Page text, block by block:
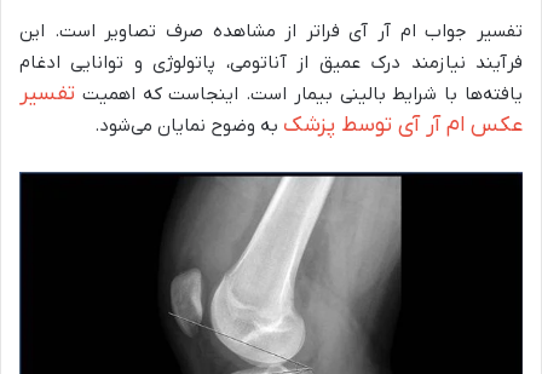
تفسیر جواب ام آر آی فراتر از مشاهده صرف تصاویر است. این
فرآیند نیازمند درک عمیق از آناتومی، پاتولوژی و توانایی ادغام
یافته‌ها با شرایط بالینی بیمار است. اینجاست که اهمیت تفسیر
عکس ام آر آی توسط پزشک به وضوح نمایان می‌شود.